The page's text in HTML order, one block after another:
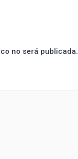
no será publicada.